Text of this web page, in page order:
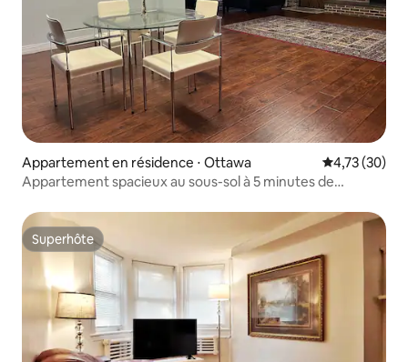
Appartement en résidence ⋅ Ottawa Évaluation
4,73 (30)
Appartement spacieux au sous-sol à 5 minutes de
Superhôte
Superhôte